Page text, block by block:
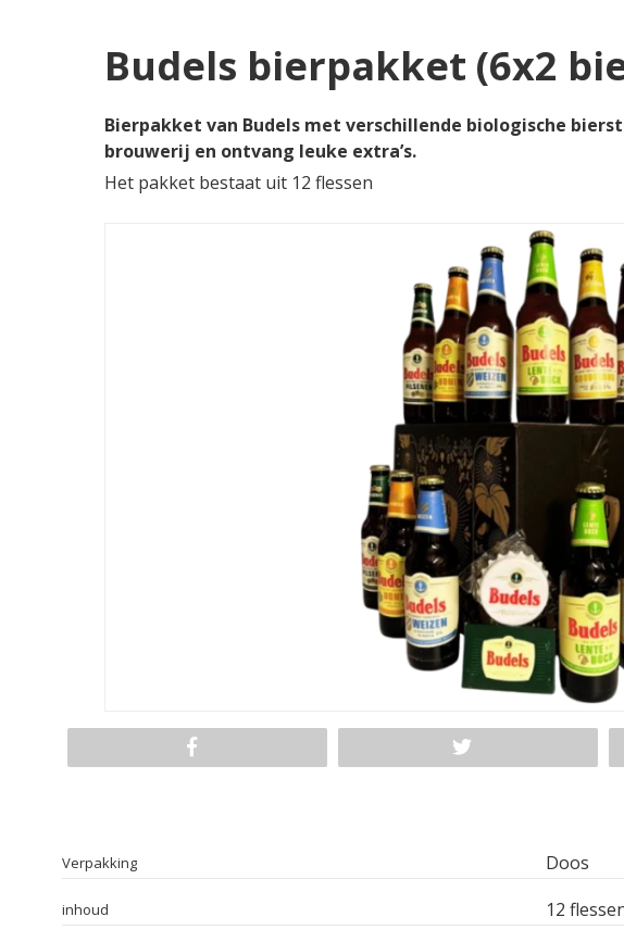
Budels bierpakket (6x2
Bierpakket van Budels met verschillende biologische
brouwerij en ontvang leuke extra’s.
Het pakket bestaat uit 12 flessen
Verpakking Doos
inhoud 12